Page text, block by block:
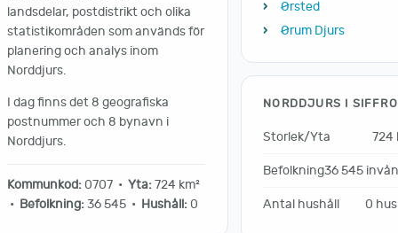
landsdelar, postdistrikt och olika
statistikområden som används för
planering och analys inom
Norddjurs.
I dag finns det 8 geografiska
postnummer och 8 bynavn i
Norddjurs.
Kommunkod:0707 • Yta:724 km²
• Befolkning:36 545 • Hushåll:0
Ørsted
Ørum Djurs
NORDDJURS I
Storlek/Yta 724
Befolkning36 545
Antal hushåll 0